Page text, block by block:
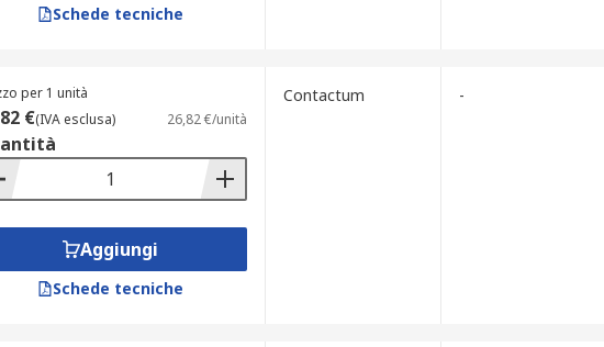
Schede tecniche
per 1 unità
€(IVA esclusa) 26,82 €/unità
Aggiungi
Schede tecniche
Contactum -